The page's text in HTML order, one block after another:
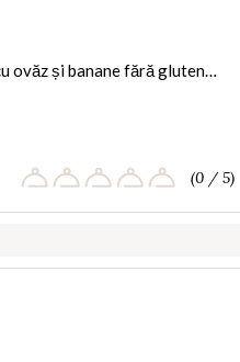
ovăz și banane fără gluten…
(0 / 5)